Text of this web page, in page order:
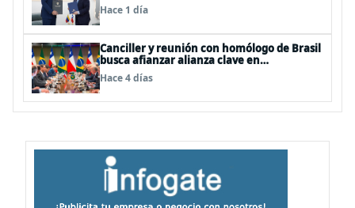
Hace 1 día
Canciller y reunión con homólogo de Brasil
busca afianzar alianza clave en
Latinoamérica
Hace 4 días